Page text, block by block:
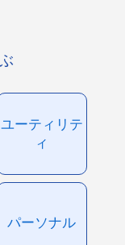
ユーティリテ
ィ
パーソナル